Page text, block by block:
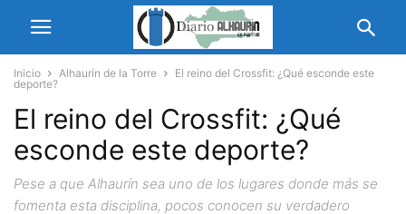
Inicio Alhaurín de la Torre
El reino del Crossfit: ¿Qué esconde este
deporte?
El reino del Crossfit: ¿Qué
esconde este deporte?
Pese a que Alhaurín sea uno de los lugares donde más se
fomenta esta disciplina, pocos conocen su verdadero